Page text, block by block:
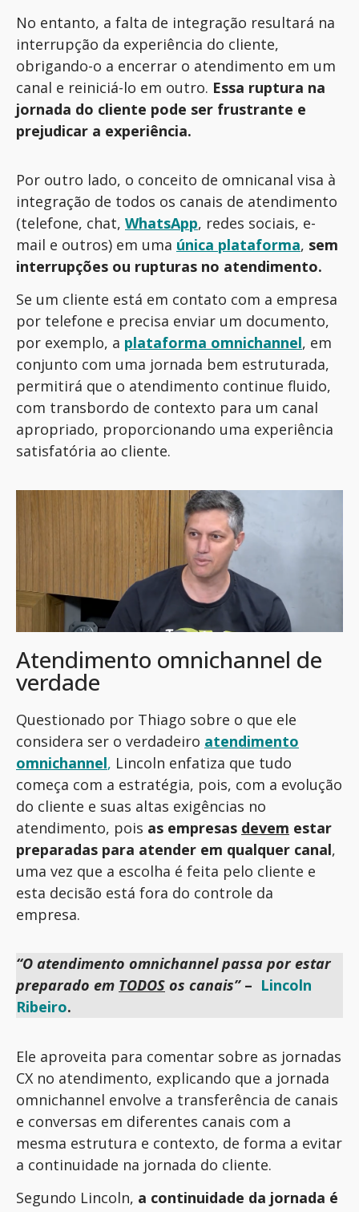
No entanto, a falta de integração resultará na
interrupção da experiência do cliente,
obrigando-o a encerrar o atendimento em um
canal e reiniciá-lo em outro. Essa ruptura na
jornada do cliente pode ser frustrante e
prejudicar a experiência.
Por outro lado, o conceito de omnicanal visa à
integração de todos os canais de atendimento
(telefone, chat, WhatsApp, redes sociais, e-
mail e outros) em uma única plataforma, sem
interrupções ou rupturas no atendimento.
Se um cliente está em contato com a empresa
por telefone e precisa enviar um documento,
por exemplo, a plataforma omnichannel, em
conjunto com uma jornada bem estruturada,
permitirá que o atendimento continue fluido,
com transbordo de contexto para um canal
apropriado, proporcionando uma experiência
satisfatória ao cliente.
Atendimento omnichannel de
verdade
Questionado por Thiago sobre o que ele
considera ser o verdadeiro atendimento
omnichannel, Lincoln enfatiza que tudo
começa com a estratégia, pois, com a evolução
do cliente e suas altas exigências no
atendimento, pois as empresas devem estar
preparadas para atender em qualquer canal,
uma vez que a escolha é feita pelo cliente e
esta decisão está fora do controle da
empresa.
“O atendimento omnichannel passa por estar
preparado em TODOS os canais” – Lincoln
Ribeiro.
Ele aproveita para comentar sobre as jornadas
CX no atendimento, explicando que a jornada
omnichannel envolve a transferência de canais
e conversas em diferentes canais com a
mesma estrutura e contexto, de forma a evitar
a continuidade na jornada do cliente.
Segundo Lincoln, a continuidade da jornada é